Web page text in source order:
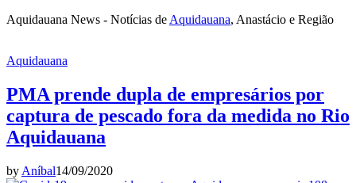
Aquidauana News - Notícias de Aquidauana, Anastácio e Região
Aquidauana
PMA prende dupla de empresários por
captura de pescado fora da medida no Rio
Aquidauana
by Aníbal14/09/2020